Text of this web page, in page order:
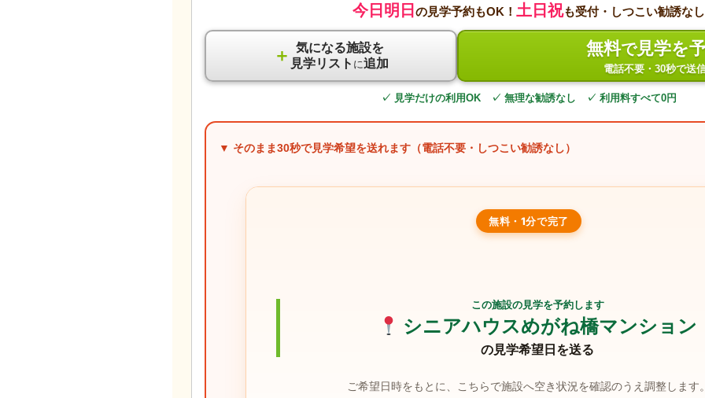
今日明日 の見学予約もOK！ 土日祝も受付・しつこい勧誘なし
＋
気になる施設を
見学リスト に追加
無料で見学を
電話不要・30秒で送
✓ 見学だけの利用OK ✓ 無理な勧誘なし ✓ 利用料すべて0円
▼ そのまま30秒で見学希望を送れます（電話不要・しつこい勧誘なし）
無料・1分で完了
この施設の見学を予約します
シニアハウスめがね橋マンション
の見学希望日を送る
ご希望日時をもとに、こちらで施設へ空き状況を確認のうえ調整します